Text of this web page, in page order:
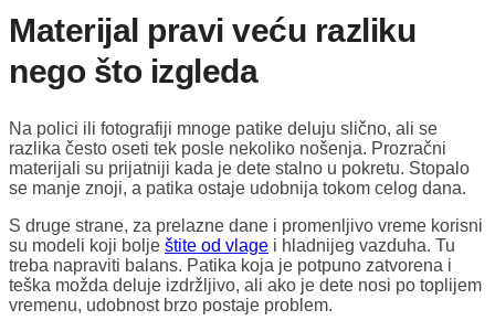
Materijal pravi veću razliku
nego što izgleda
Na polici ili fotografiji mnoge patike deluju slično, ali se
razlika često oseti tek posle nekoliko nošenja. Prozračni
materijali su prijatniji kada je dete stalno u pokretu. Stopalo
se manje znoji, a patika ostaje udobnija tokom celog dana.
S druge strane, za prelazne dane i promenljivo vreme korisni
su modeli koji bolje štite od vlage i hladnijeg vazduha. Tu
treba napraviti balans. Patika koja je potpuno zatvorena i
teška možda deluje izdržljivo, ali ako je dete nosi po toplijem
vremenu, udobnost brzo postaje problem.